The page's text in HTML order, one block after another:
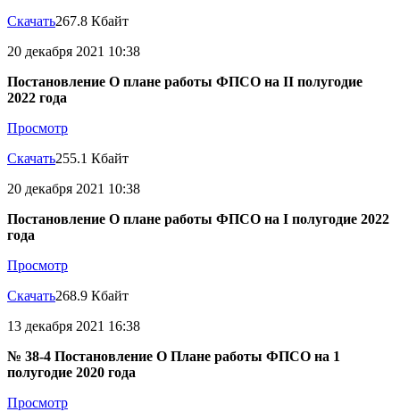
Скачать267.8 Кбайт
20 декабря 2021 10:38
Постановление О плане работы ФПСО на II полугодие
2022 года
Просмотр
Скачать255.1 Кбайт
20 декабря 2021 10:38
Постановление О плане работы ФПСО на I полугодие 2022
года
Просмотр
Скачать268.9 Кбайт
13 декабря 2021 16:38
№ 38-4 Постановление О Плане работы ФПСО на 1
полугодие 2020 года
Просмотр